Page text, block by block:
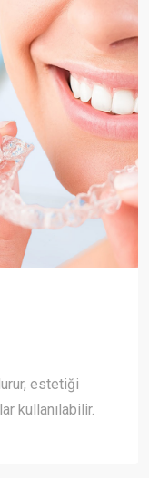
estetiği
kullanılabilir.